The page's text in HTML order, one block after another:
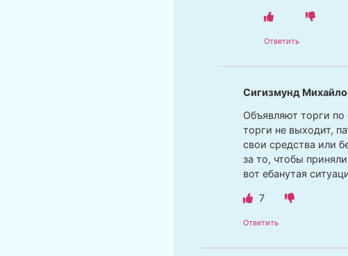
Ответить
Сигизмунд
Объявляют торги
торги не выходит,
свои средства или
за то, чтобы
вот ебанутая
7
Ответить